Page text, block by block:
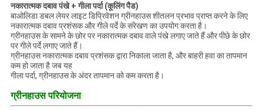
नकारात्मक दबाव पंखे + गीला पर्दा (कूलिंग पैड)
बाओलिडा डबल लेयर लाइट डिप्रिवेशन ग्रीनहाउस शीतलन प्रभाव प्राप्त करने के लिए
नकारात्मक दबाव प्रशंसक और गीले पर्दे के संरेखण का उपयोग करता है।
ग्रीनहाउस के सामने के छोर पर नकारात्मक दबाव वाले पंखे लगाए जाते हैं और पीछे के छोर
पर गीले पर्दे लगाए जाते हैं।
ग्रीनहाउस नकारात्मक दबाव प्रशंसक द्वारा निकाला जाता है, और बाहरी हवा का तापमान
कम हो जाता है जब यह
गीला पर्दा, ग्रीनहाउस के अंदर तापमान को कम करता है।
ग्रीनहाउस परियोजना